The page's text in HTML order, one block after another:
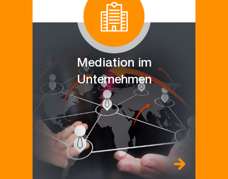
Mediation im
Unternehmen